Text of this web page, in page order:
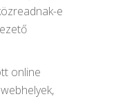
e
online